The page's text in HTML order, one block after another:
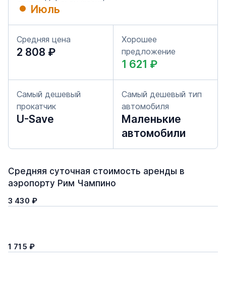
Июль
Средняя цена
2 808 ₽
Хорошее
предложение
1 621 ₽
Самый дешевый
прокатчик
U-Save
Самый дешевый тип
автомобиля
Маленькие
автомобили
Средняя суточная стоимость аренды в
аэропорту Рим Чампино
3 430 ₽
1 715 ₽